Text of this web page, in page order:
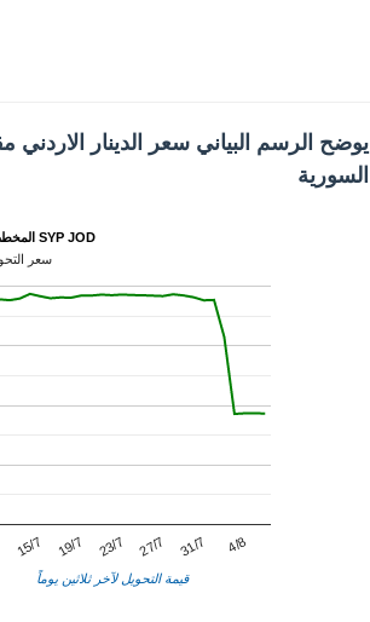
يوضح الرسم البياني سعر الدينار الاردني
السورية
المخطط البياني SYP JOD
سعر
15/7 19/7 23/7 27/7 31/7 4/8
قيمة التحويل لآخر ثلاثين يوماً